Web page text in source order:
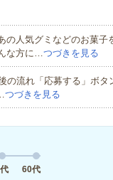
の人気グミなどのお菓子
な方に…つづきを見る
の流れ「応募する」ボタ
つづきを見る
60代